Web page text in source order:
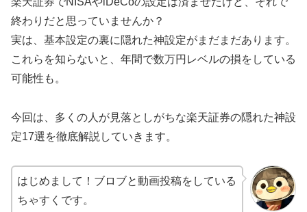
終わりだと思っていませんか？
実は、基本設定の裏に隠れた神設定がまだまだあります。
これらを知らないと、年間で数万円レベルの損をしている
可能性も。
今回は、多くの人が見落としがちな楽天証券の隠れた神設
定17選を徹底解説していきます。
はじめまして！ブロブと動画投稿をしている
ちゃすくです。